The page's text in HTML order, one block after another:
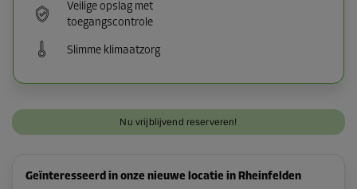
Veilige opslag met
toegangscontrole
Slimme klimaatzorg
Nu vrijblijvend reserveren!
Geïnteresseerd in onze nieuwe locatie in Rheinfelden